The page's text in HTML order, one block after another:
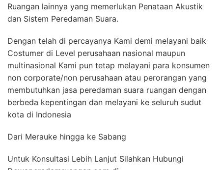
Ruangan lainnya yang memerlukan Penataan Akustik
dan Sistem Peredaman Suara.
Dengan telah di percayanya Kami demi melayani baik
Costumer di Level perusahaan nasional maupun
multinasional Kami pun tetap melayani para konsumen
non corporate/non perusahaan atau perorangan yang
membutuhkan jasa peredaman suara ruangan dengan
berbeda kepentingan dan melayani ke seluruh sudut
kota di Indonesia
Dari Merauke hingga ke Sabang
Untuk Konsultasi Lebih Lanjut Silahkan Hubungi